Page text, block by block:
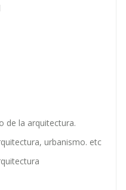
de la arquitectura.
urbanismo. etc